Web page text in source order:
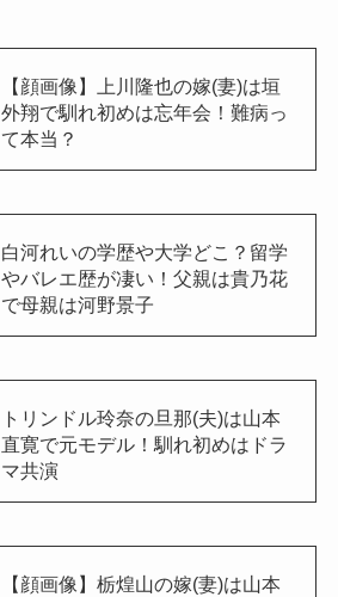
【顔画像】上川隆也の嫁(妻)は垣
外翔で馴れ初めは忘年会！難病っ
て本当？
白河れいの学歴や大学どこ？留学
やバレエ歴が凄い！父親は貴乃花
で母親は河野景子
トリンドル玲奈の旦那(夫)は山本
直寛で元モデル！馴れ初めはドラ
マ共演
【顔画像】栃煌山の嫁(妻)は山本